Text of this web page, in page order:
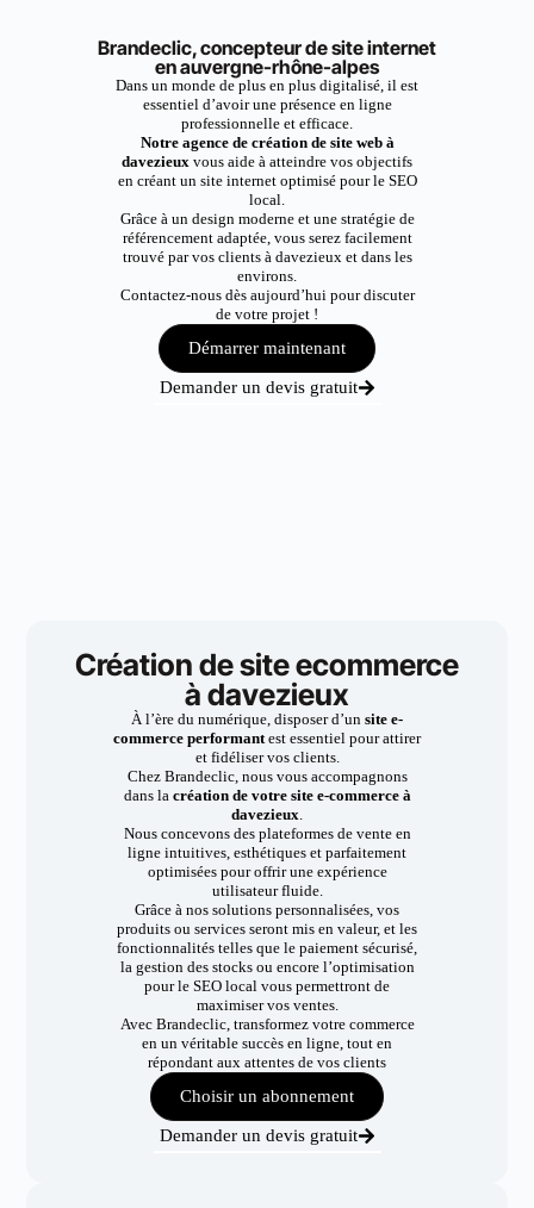
Brandeclic, concepteur de site internet
en auvergne-rhône-alpes
Dans un monde de plus en plus digitalisé, il est
essentiel d’avoir une présence en ligne
professionnelle et efficace.
Notre agence de création de site web à
davezieux vous aide à atteindre vos objectifs
en créant un site internet optimisé pour le SEO
local.
Grâce à un design moderne et une stratégie de
référencement adaptée, vous serez facilement
trouvé par vos clients à davezieux et dans les
environs.
Contactez-nous dès aujourd’hui pour discuter
de votre projet !
Démarrer maintenant
Demander un devis gratuit
Création de site ecommerce
à davezieux
À l’ère du numérique, disposer d’un site e-
commerce performantest essentiel pour attirer
et fidéliser vos clients.
Chez Brandeclic, nous vous accompagnons
dans la création de votre site e-commerce à
davezieux.
Nous concevons des plateformes de vente en
ligne intuitives, esthétiques et parfaitement
optimisées pour offrir une expérience
utilisateur fluide.
Grâce à nos solutions personnalisées, vos
produits ou services seront mis en valeur, et les
fonctionnalités telles que le paiement sécurisé,
la gestion des stocks ou encore l’optimisation
pour le SEO local vous permettront de
maximiser vos ventes.
Avec Brandeclic, transformez votre commerce
en un véritable succès en ligne, tout en
répondant aux attentes de vos clients
Choisir un abonnement
Demander un devis gratuit